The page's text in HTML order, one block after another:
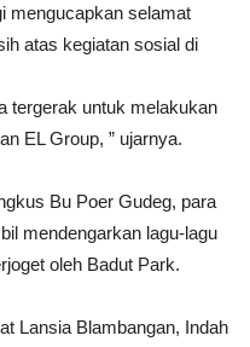
mengucapkan selamat
atas kegiatan sosial di
tergerak untuk melakukan
EL Group, ” ujarnya.
Bu Poer Gudeg, para
mendengarkan lagu-lagu
oleh Badut Park.
Lansia Blambangan, Indah